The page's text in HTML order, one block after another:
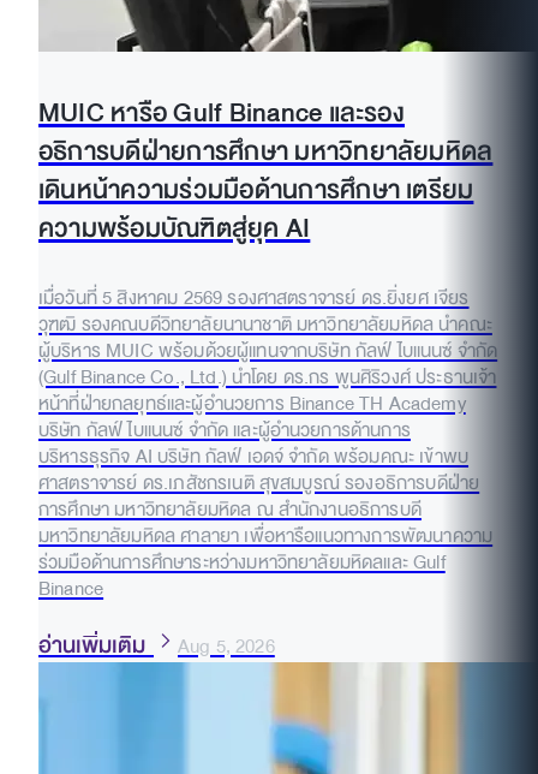
MUIC หารือ Gulf Binance และรอง
อธิการบดีฝ่ายการศึกษา มหาวิทยาลัยมหิดล
เดินหน้าความร่วมมือด้านการศึกษา เตรียม
ความพร้อมบัณฑิตสู่ยุค AI
เมื่อวันที่ 5 สิงหาคม 2569 รองศาสตราจารย์ ดร.ยิ่งยศ เจียร
วุฑฒิ รองคณบดีวิทยาลัยนานาชาติ มหาวิทยาลัยมหิดล นำคณะ
ผู้บริหาร MUIC พร้อมด้วยผู้แทนจากบริษัท กัลฟ์ ไบแนนซ์ จำกัด
(Gulf Binance Co., Ltd.) นำโดย ดร.กร พูนศิริวงศ์ ประธานเจ้า
หน้าที่ฝ่ายกลยุทธ์และผู้อำนวยการ Binance TH Academy
บริษัท กัลฟ์ ไบแนนซ์ จำกัด และผู้อำนวยการด้านการ
บริหารธุรกิจ AI บริษัท กัลฟ์ เอดจ์ จำกัด พร้อมคณะ เข้าพบ
ศาสตราจารย์ ดร.เภสัชกรเนติ สุขสมบูรณ์ รองอธิการบดีฝ่าย
การศึกษา มหาวิทยาลัยมหิดล ณ สำนักงานอธิการบดี
มหาวิทยาลัยมหิดล ศาลายา เพื่อหารือแนวทางการพัฒนาความ
ร่วมมือด้านการศึกษาระหว่างมหาวิทยาลัยมหิดลและ Gulf
Binance
อ่านเพิ่มเติม Aug 5, 2026